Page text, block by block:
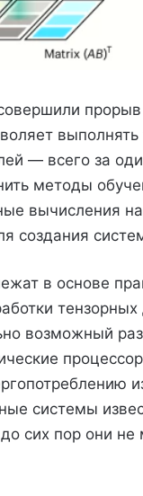
— всего за
методы
вычисления
создания
в основе
возможный
системы
сих пор они